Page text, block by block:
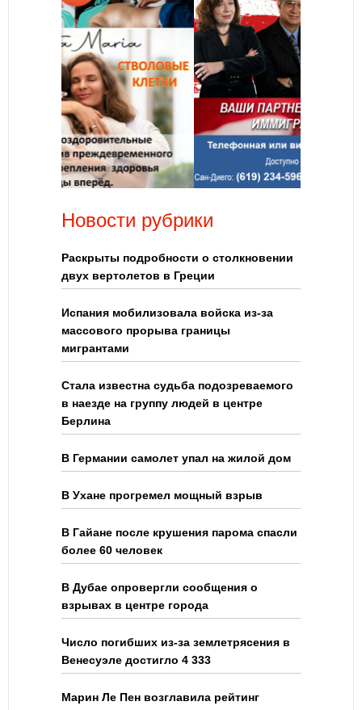
Новости рубрики
Раскрыты подробности о столкновении
двух вертолетов в Греции
Испания мобилизовала войска из-за
массового прорыва границы
мигрантами
Стала известна судьба подозреваемого
в наезде на группу людей в центре
Берлина
В Германии самолет упал на жилой дом
В Ухане прогремел мощный взрыв
В Гайане после крушения парома спасли
более 60 человек
В Дубае опровергли сообщения о
взрывах в центре города
Число погибших из-за землетрясения в
Венесуэле достигло 4 333
Марин Ле Пен возглавила рейтинг